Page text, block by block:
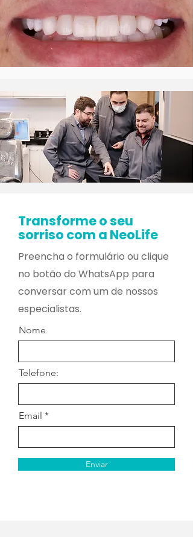
Transforme o seu
sorriso com a NeoLife
Preencha o formulário ou clique
no botão do WhatsApp para
conversar com um de nossos
especialistas.
Nome
Telefone:
Email
Enviar